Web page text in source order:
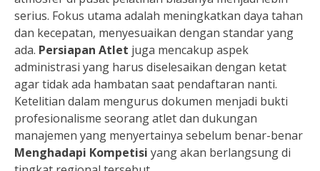
serius. Fokus utama adalah meningkatkan daya tahan
dan kecepatan, menyesuaikan dengan standar yang
ada. Persiapan Atlet juga mencakup aspek
administrasi yang harus diselesaikan dengan ketat
agar tidak ada hambatan saat pendaftaran nanti.
Ketelitian dalam mengurus dokumen menjadi bukti
profesionalisme seorang atlet dan dukungan
manajemen yang menyertainya sebelum benar-benar
Menghadapi Kompetisi yang akan berlangsung di